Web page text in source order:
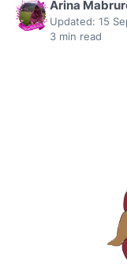
Arina
Updated: 15
3 min read